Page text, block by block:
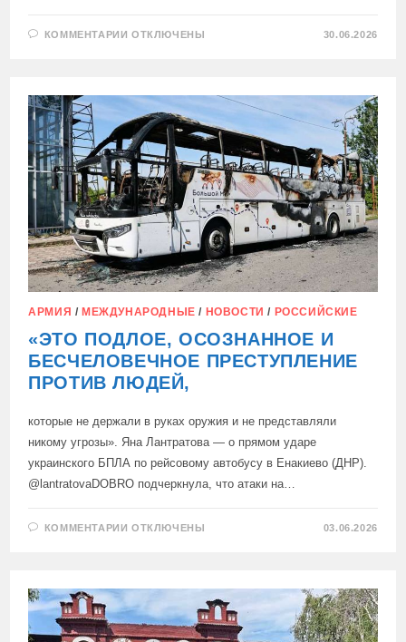
КОММЕНТАРИИ К
ПЕРВЫЙ
В
ИСТОРИИ
СТРАНЫ
ТЕРАКТ
ОТКЛЮЧЕНЫ 30.06.2026
АРМИЯ / МЕЖДУНАРОДНЫЕ / НОВОСТИ / РОССИЙСКИЕ
«ЭТО ПОДЛОЕ, ОСОЗНАННОЕ И
БЕСЧЕЛОВЕЧНОЕ ПРЕСТУПЛЕНИЕ
ПРОТИВ ЛЮДЕЙ,
которые не держали в руках оружия и не представляли
никому угрозы». Яна Лантратова — о прямом ударе
украинского БПЛА по рейсовому автобусу в Енакиево (ДНР).
@lantratovaDOBRO подчеркнула, что атаки на…
КОММЕНТАРИИ К
И
БЕСЧЕЛОВЕЧНОЕ
ПРЕСТУПЛЕНИЕ
ПРОТИВ
ЛЮДЕЙ,
ОТКЛЮЧЕНЫ 03.06.2026